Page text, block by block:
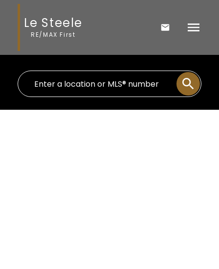
Le Steele
RE/MAX First